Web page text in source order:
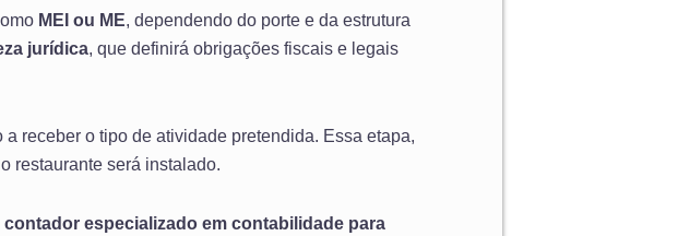
MEI ou ME, dependendo do porte e da estrutura
jurídica, que definirá obrigações fiscais e legais
receber o tipo de atividade pretendida. Essa etapa,
restaurante será instalado.
contador especializado em contabilidade para